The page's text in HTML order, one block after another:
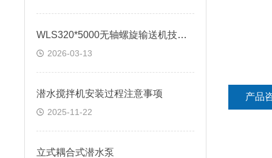
WLS320*5000无轴螺旋输送机技术说明
2026-03-13
潜水搅拌机安装过程注意事项
2025-11-22
立式耦合式潜水泵
产品